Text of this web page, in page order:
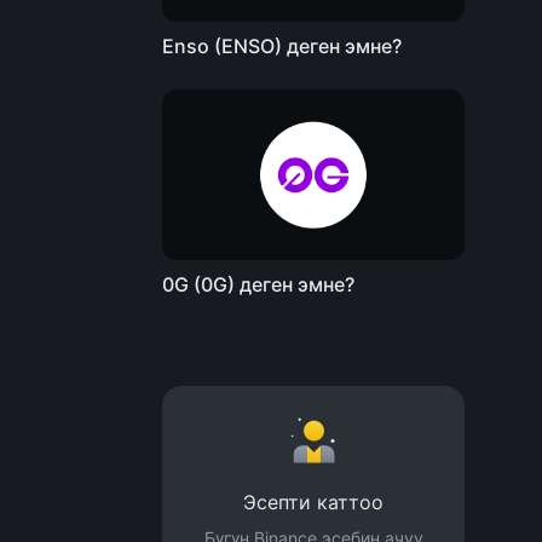
Enso (ENSO) деген эмне?
0G (0G) деген эмне?
Эсепти каттоо
Бүгүн Binance эсебин ачуу